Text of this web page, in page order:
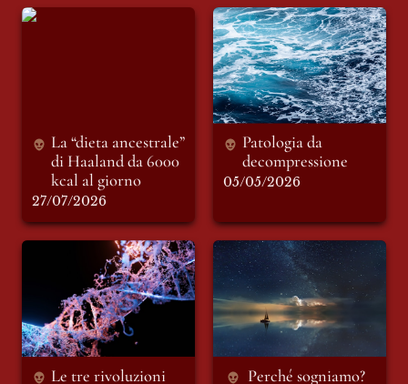
La “dieta ancestrale”
La “dieta ancestrale”
di Haaland da 6000
kcal al giorno
27/07/2026
Patologia da
decompressione
Patologia da
decompressione
05/05/2026
Le tre rivoluzioni
chiave della
medicina
Le tre rivoluzioni
Perché sogniamo?
Perché sogniamo?